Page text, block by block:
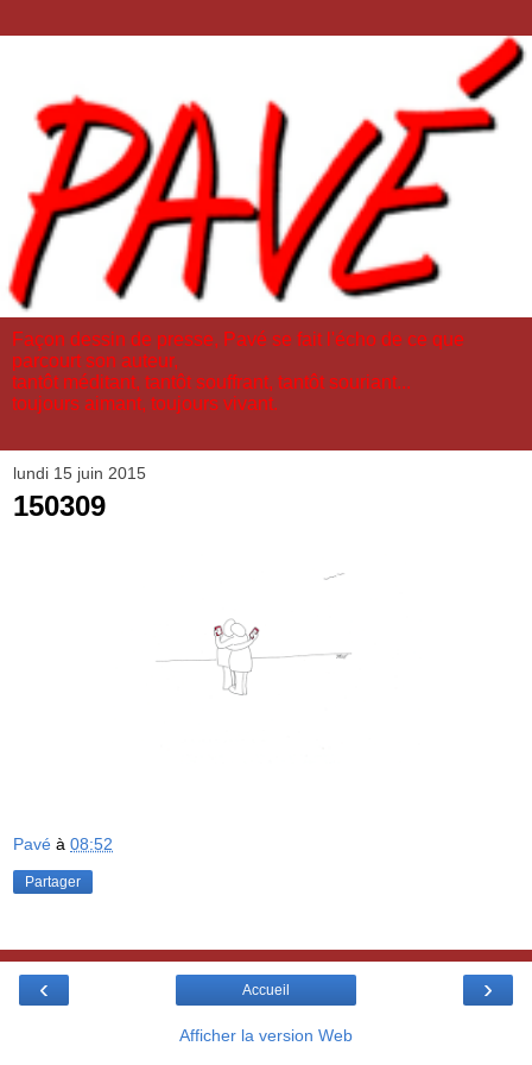
Façon dessin de presse, Pavé se fait l'écho de ce que
parcourt son auteur,
tantôt méditant, tantôt souffrant, tantôt souriant...
toujours aimant, toujours vivant.
lundi 15 juin 2015
150309
Pavé à 08:52
Partager
‹ ›
Accueil
Afficher la version Web